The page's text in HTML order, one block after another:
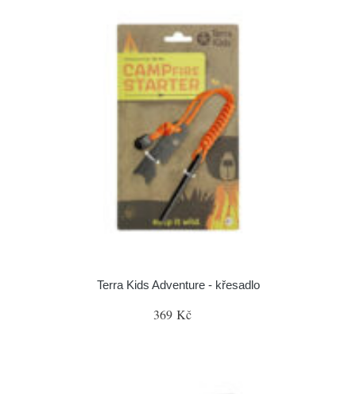
Terra Kids Adventure - křesadlo
369 Kč